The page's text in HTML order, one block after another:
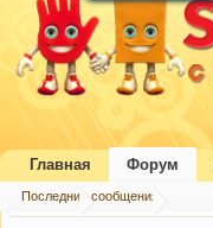
Главная Форум
Главная Форум
Последние сообщения